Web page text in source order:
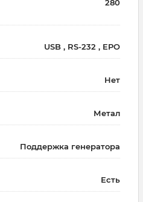
280
USB , RS-232 , EPO
Нет
Метал
Поддержка генератора
Есть